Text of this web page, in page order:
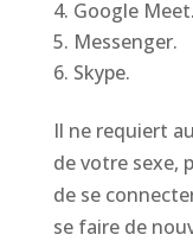
Google Meet.
Messenger.
Skype.
Il ne requiert
de votre sexe,
de se
se faire de